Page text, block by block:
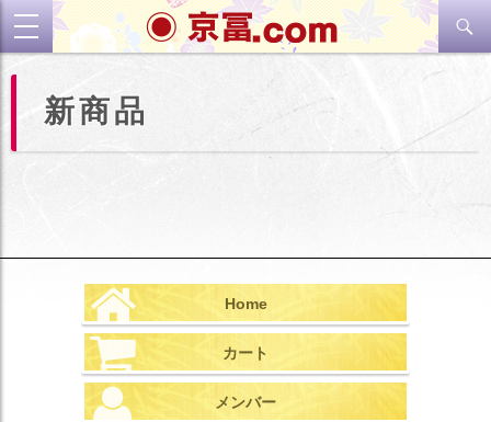
toggle
navigation
検
索
ン
ッ
新商品
Home
カート
メンバー